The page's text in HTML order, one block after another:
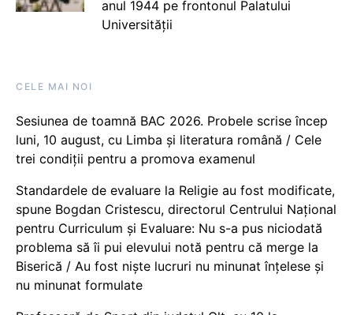
anul 1944 pe frontonul Palatului
Universității
CELE MAI NOI
Sesiunea de toamnă BAC 2026. Probele scrise încep
luni, 10 august, cu Limba și literatura română / Cele
trei condiții pentru a promova examenul
Standardele de evaluare la Religie au fost modificate,
spune Bogdan Cristescu, directorul Centrului Național
pentru Curriculum și Evaluare: Nu s-a pus niciodată
problema să îi pui elevului notă pentru că merge la
Biserică / Au fost niște lucruri nu minunat înțelese și
nu minunat formulate